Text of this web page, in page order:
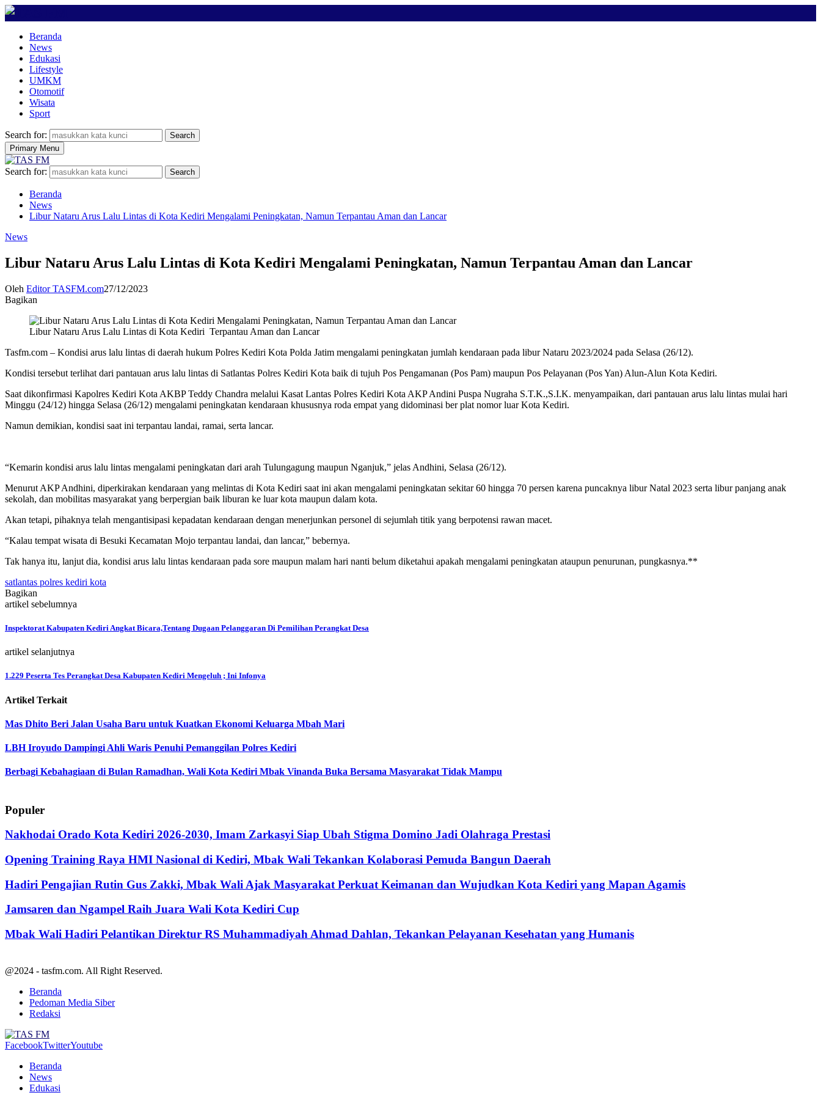
Beranda
News
Edukasi
Lifestyle
UMKM
Otomotif
Wisata
Sport
Search for:
Search
Primary Menu
Search for: Search
Beranda
News
Libur Nataru Arus Lalu Lintas di Kota Kediri Mengalami Peningkatan, Namun Terpantau Aman dan Lancar
News
Libur Nataru Arus Lalu Lintas di Kota Kediri Mengalami Peningkatan, Namun Terpantau Aman dan Lancar
Oleh Editor TASFM.com27/12/2023
Bagikan
Libur Nataru Arus Lalu Lintas di Kota Kediri Terpantau Aman dan Lancar
Tasfm.com – Kondisi arus lalu lintas di daerah hukum Polres Kediri Kota Polda Jatim mengalami peningkatan jumlah kendaraan pada libur Nataru 2023/2024 pada Selasa (26/12).
Kondisi tersebut terlihat dari pantauan arus lalu lintas di Satlantas Polres Kediri Kota baik di tujuh Pos Pengamanan (Pos Pam) maupun Pos Pelayanan (Pos Yan) Alun-Alun Kota Kediri.
Saat dikonfirmasi Kapolres Kediri Kota AKBP Teddy Chandra melalui Kasat Lantas Polres Kediri Kota AKP Andini Puspa Nugraha S.T.K.,S.I.K. menyampaikan, dari pantauan arus lalu lintas mulai hari
Minggu (24/12) hingga Selasa (26/12) mengalami peningkatan kendaraan khususnya roda empat yang didominasi ber plat nomor luar Kota Kediri.
Namun demikian, kondisi saat ini terpantau landai, ramai, serta lancar.
“Kemarin kondisi arus lalu lintas mengalami peningkatan dari arah Tulungagung maupun Nganjuk,” jelas Andhini, Selasa (26/12).
Menurut AKP Andhini, diperkirakan kendaraan yang melintas di Kota Kediri saat ini akan mengalami peningkatan sekitar 60 hingga 70 persen karena puncaknya libur Natal 2023 serta libur panjang anak
sekolah, dan mobilitas masyarakat yang berpergian baik liburan ke luar kota maupun dalam kota.
Akan tetapi, pihaknya telah mengantisipasi kepadatan kendaraan dengan menerjunkan personel di sejumlah titik yang berpotensi rawan macet.
“Kalau tempat wisata di Besuki Kecamatan Mojo terpantau landai, dan lancar,” bebernya.
Tak hanya itu, lanjut dia, kondisi arus lalu lintas kendaraan pada sore maupun malam hari nanti belum diketahui apakah mengalami peningkatan ataupun penurunan, pungkasnya.**
satlantas polres kediri kota
Bagikan
artikel sebelumnya
Inspektorat Kabupaten Kediri Angkat Bicara,Tentang Dugaan Pelanggaran Di Pemilihan Perangkat Desa
artikel selanjutnya
1.229 Peserta Tes Perangkat Desa Kabupaten Kediri Mengeluh ; Ini Infonya
Artikel Terkait
Mas Dhito Beri Jalan Usaha Baru untuk Kuatkan Ekonomi Keluarga Mbah Mari
LBH Iroyudo Dampingi Ahli Waris Penuhi Pemanggilan Polres Kediri
Berbagi Kebahagiaan di Bulan Ramadhan, Wali Kota Kediri Mbak Vinanda Buka Bersama Masyarakat Tidak Mampu
Populer
Nakhodai Orado Kota Kediri 2026-2030, Imam Zarkasyi Siap Ubah Stigma Domino Jadi Olahraga Prestasi
Opening Training Raya HMI Nasional di Kediri, Mbak Wali Tekankan Kolaborasi Pemuda Bangun Daerah
Hadiri Pengajian Rutin Gus Zakki, Mbak Wali Ajak Masyarakat Perkuat Keimanan dan Wujudkan Kota Kediri yang Mapan Agamis
Jamsaren dan Ngampel Raih Juara Wali Kota Kediri Cup
Mbak Wali Hadiri Pelantikan Direktur RS Muhammadiyah Ahmad Dahlan, Tekankan Pelayanan Kesehatan yang Humanis
@2024 - tasfm.com. All Right Reserved.
Beranda
Pedoman Media Siber
Redaksi
FacebookTwitterYoutube
Beranda
News
Edukasi